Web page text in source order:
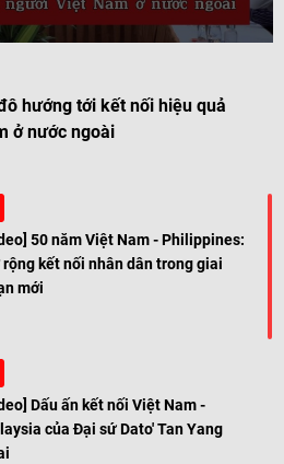
hướng tới kết nối hiệu quả
ở nước ngoài
50 năm Việt Nam - Philippines:
rộng kết nối nhân dân trong giai
mới
Dấu ấn kết nối Việt Nam -
của Đại sứ Dato' Tan Yang